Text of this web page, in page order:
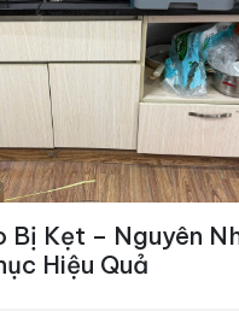
Bị Kẹt – Nguyên
Hiệu Quả